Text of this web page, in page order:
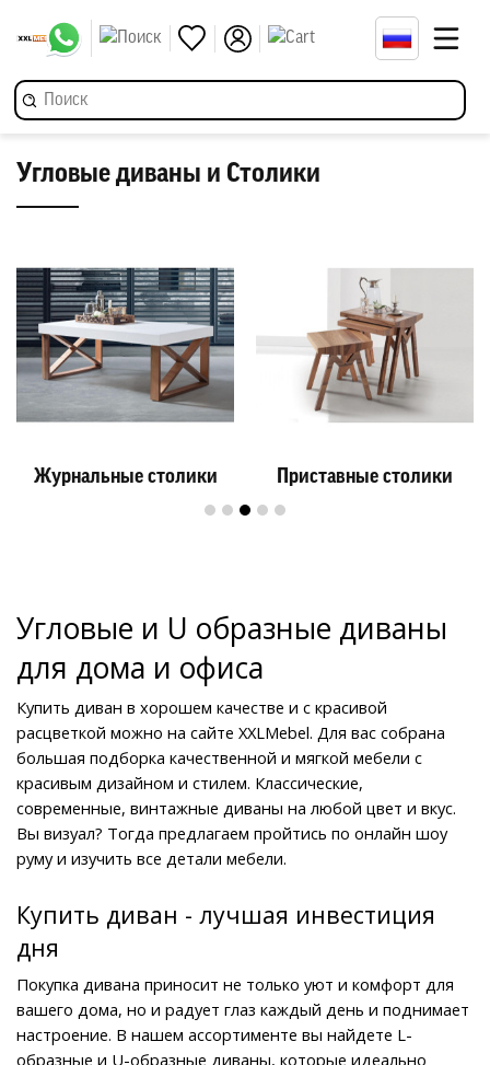
Угловые диваны и Столики
Журнальные столики Приставные столики
Угловые и U образные диваны
для дома и офиса
Купить диван в хорошем качестве и с красивой
расцветкой можно на сайте XXLMebel. Для вас собрана
большая подборка качественной и мягкой мебели с
красивым дизайном и стилем. Классические,
современные, винтажные диваны на любой цвет и вкус.
Вы визуал? Тогда предлагаем пройтись по онлайн шоу
руму и изучить все детали мебели.
Купить диван - лучшая инвестиция
дня
Покупка дивана приносит не только уют и комфорт для
вашего дома, но и радует глаз каждый день и поднимает
настроение. В нашем ассортименте вы найдете L-
образные и U-образные диваны, которые идеально